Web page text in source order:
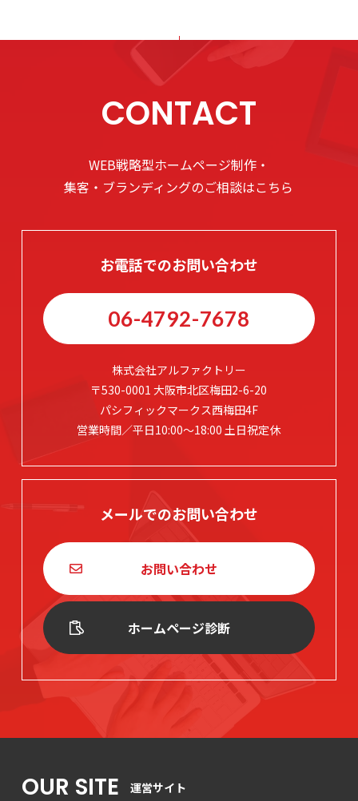
CONTACT
WEB戦略型ホームページ制作・
集客・ブランディングのご相談はこちら
お電話でのお問い合わせ
06-4792-7678
株式会社アルファクトリー
〒530-0001 大阪市北区梅田2-6-20
パシフィックマークス西梅田4F
営業時間／平日10:00～18:00 土日祝定休
メールでのお問い合わせ
お問い合わせ
ホームページ診断
OUR SITE 運営サイト